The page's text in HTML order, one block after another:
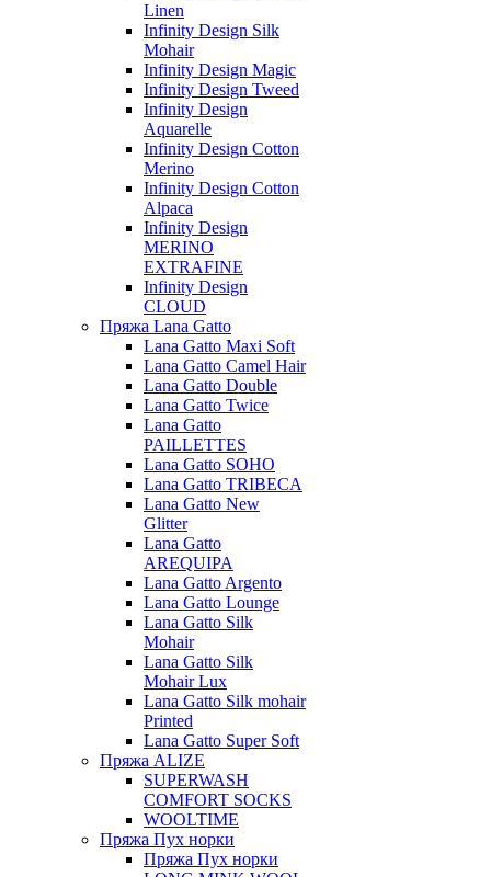
Linen
Infinity Design Silk
Mohair
Infinity Design Magic
Infinity Design Tweed
Infinity Design
Aquarelle
Infinity Design Cotton
Merino
Infinity Design Cotton
Alpaca
Infinity Design
MERINO
EXTRAFINE
Infinity Design
CLOUD
Пряжа Lana Gatto
Lana Gatto Maxi Soft
Lana Gatto Camel Hair
Lana Gatto Double
Lana Gatto Twice
Lana Gatto
PAILLETTES
Lana Gatto SOHO
Lana Gatto TRIBECA
Lana Gatto New
Glitter
Lana Gatto
AREQUIPA
Lana Gatto Argento
Lana Gatto Lounge
Lana Gatto Silk
Mohair
Lana Gatto Silk
Mohair Lux
Lana Gatto Silk mohair
Printed
Lana Gatto Super Soft
Пряжа ALIZE
SUPERWASH
COMFORT SOCKS
WOOLTIME
Пряжа Пух норки
Пряжа Пух норки